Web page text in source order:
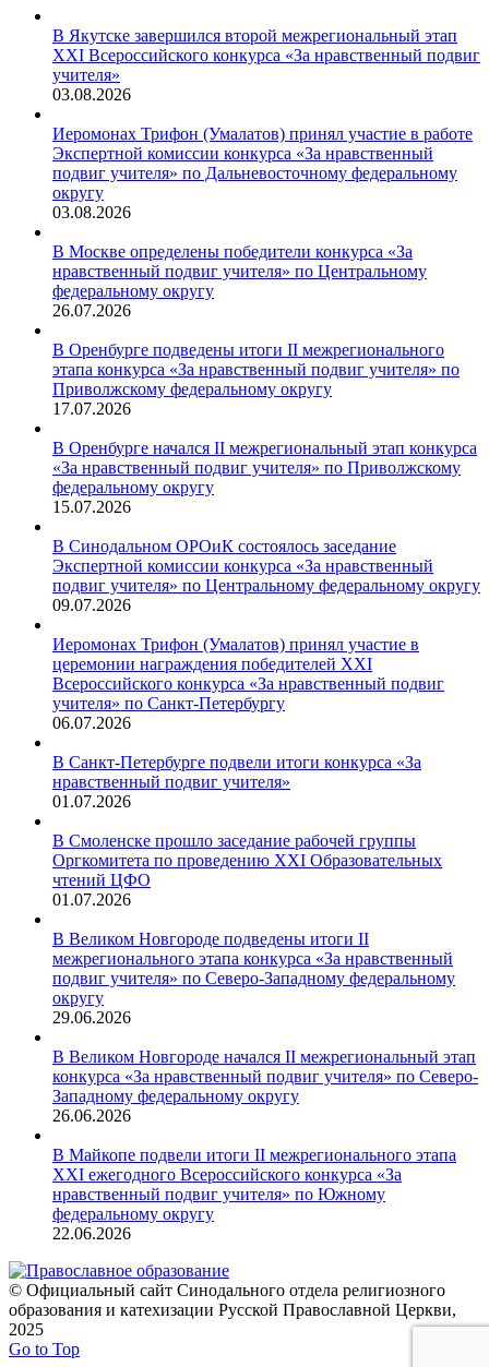
В Якутске завершился второй межрегиональный этап
XXI Всероссийского конкурса «За нравственный подвиг
учителя»
03.08.2026
Иеромонах Трифон (Умалатов) принял участие в работе
Экспертной комиссии конкурса «За нравственный
подвиг учителя» по Дальневосточному федеральному
округу
03.08.2026
В Москве определены победители конкурса «За
нравственный подвиг учителя» по Центральному
федеральному округу
26.07.2026
В Оренбурге подведены итоги II межрегионального
этапа конкурса «За нравственный подвиг учителя» по
Приволжскому федеральному округу
17.07.2026
В Оренбурге начался II межрегиональный этап конкурса
«За нравственный подвиг учителя» по Приволжскому
федеральному округу
15.07.2026
В Синодальном ОРОиК состоялось заседание
Экспертной комиссии конкурса «За нравственный
подвиг учителя» по Центральному федеральному округу
09.07.2026
Иеромонах Трифон (Умалатов) принял участие в
церемонии награждения победителей XXI
Всероссийского конкурса «За нравственный подвиг
учителя» по Санкт-Петербургу
06.07.2026
В Санкт-Петербурге подвели итоги конкурса «За
нравственный подвиг учителя»
01.07.2026
В Смоленске прошло заседание рабочей группы
Оргкомитета по проведению XXI Образовательных
чтений ЦФО
01.07.2026
В Великом Новгороде подведены итоги II
межрегионального этапа конкурса «За нравственный
подвиг учителя» по Северо-Западному федеральному
округу
29.06.2026
В Великом Новгороде начался II межрегиональный этап
конкурса «За нравственный подвиг учителя» по Северо-
Западному федеральному округу
26.06.2026
В Майкопе подвели итоги II межрегионального этапа
XXI ежегодного Всероссийского конкурса «За
нравственный подвиг учителя» по Южному
федеральному округу
22.06.2026
© Официальный сайт Синодального отдела религиозного
образования и катехизации Русской Православной Церкви,
2025
Go to Top